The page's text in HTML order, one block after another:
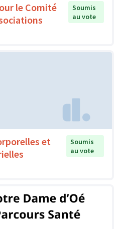
le Comité
Soumis
au vote
et
Soumis
au vote